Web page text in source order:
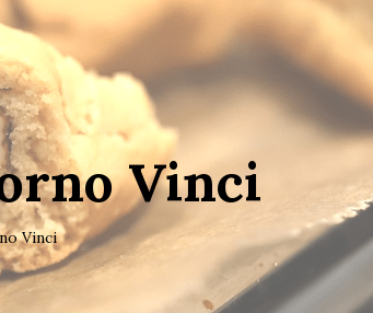
Vinci
Vinci